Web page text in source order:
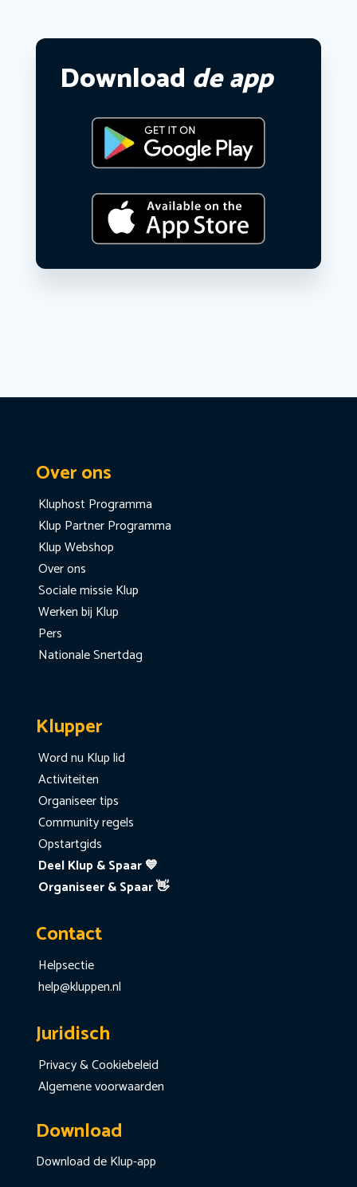
Download de app
Over ons
Kluphost Programma
Klup Partner Programma
Klup Webshop
Over ons
Sociale missie Klup
Werken bij Klup
Pers
Nationale Snertdag
Klupper
Word nu Klup lid
Activiteiten
Organiseer tips
Community regels
Opstartgids
Deel Klup & Spaar 💙
Organiseer & Spaar 👋
Contact
Helpsectie
help@kluppen.nl
Juridisch
Privacy & Cookiebeleid
Algemene voorwaarden
Download
Download de Klup-app